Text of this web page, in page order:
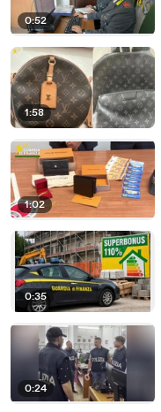
0:52
1:58
1:02
0:35
0:24